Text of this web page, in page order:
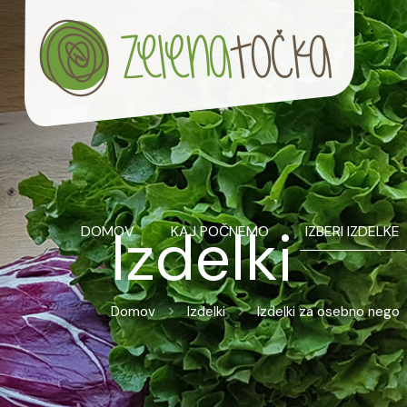
DOMOV KAJ POČNEMO IZBERI IZDELKE
Izdelki
Domov Izdelki Izdelki za osebno nego